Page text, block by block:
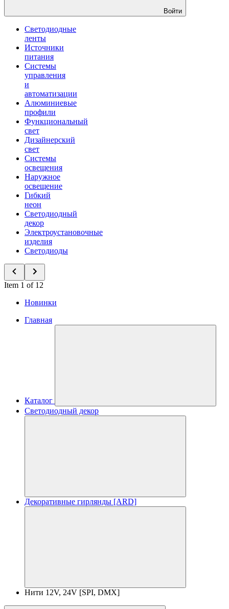
Войти
Светодиодные
ленты
Источники
питания
Системы
управления
и
автоматизации
Алюминиевые
профили
Функциональный
свет
Дизайнерский
свет
Системы
освещения
Наружное
освещение
Гибкий
неон
Светодиодный
декор
Электроустановочные
изделия
Светодиоды
Item 1 of 12
Новинки
Главная
Каталог
Светодиодный декор
Декоративные гирлянды [ARD]
Нити 12V, 24V [SPI, DMX]